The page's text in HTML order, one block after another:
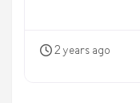
2 years ago